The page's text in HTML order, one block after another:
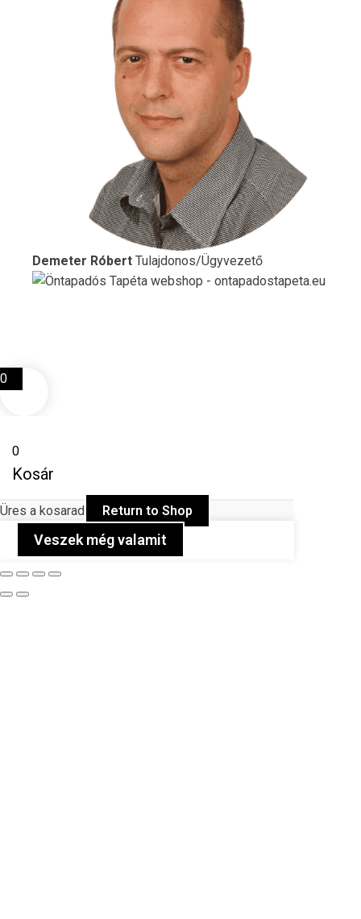
Demeter Róbert Tulajdonos/Ügyvezető
0
0
Kosár
Üres a kosarad Return to Shop
Veszek még valamit